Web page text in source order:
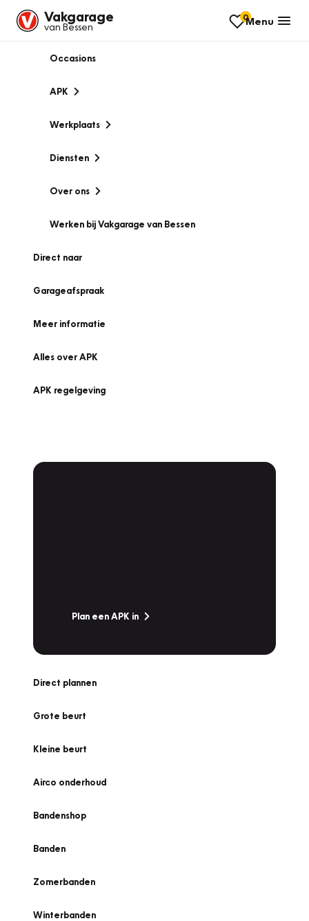
Vakgarage
van Bessen
0Menu
Occasions
APK
Werkplaats
Diensten
Over ons
Werken bij Vakgarage van Bessen
Direct naar
Garageafspraak
Meer informatie
Alles over APK
APK regelgeving
Plan een APK in
Direct plannen
Grote beurt
Kleine beurt
Airco onderhoud
Bandenshop
Banden
Zomerbanden
Winterbanden